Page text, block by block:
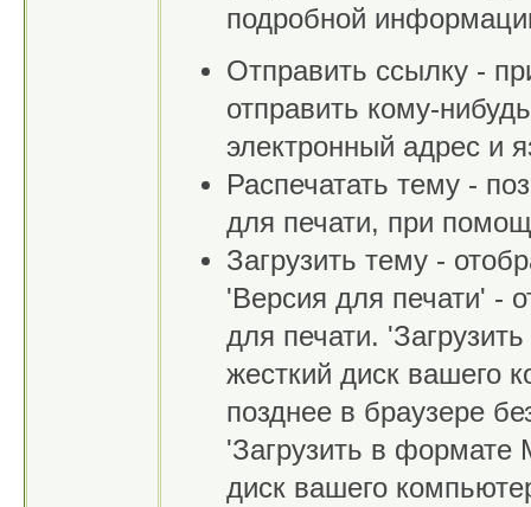
подробной
Отправить ссылку -
отправить кому-
электронный адрес и
Распечатать тему -
для печати, при
Загрузить тему -
'Версия для печати' -
для печати.
жесткий диск вашего
позднее в браузере
'Загрузить в формате
диск вашего